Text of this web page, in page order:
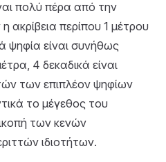
πολύ πέρα από την
ακρίβεια περίπου 1 μέτρου
ψηφία είναι συνήθως
4 δεκαδικά είναι
των επιπλέον ψηφίων
το μέγεθος του
των κενών
ιδιοτήτων.